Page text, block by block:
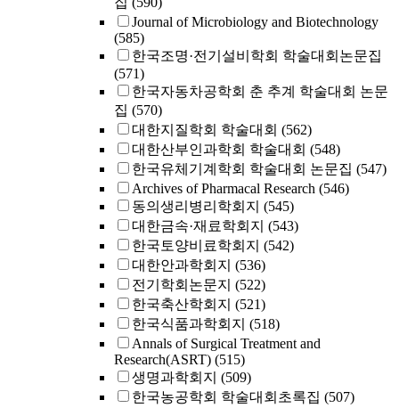
Journal of Microbiology and Biotechnology
(585)
한국조명·전기설비학회 학술대회논문집
(571)
한국자동차공학회 춘 추계 학술대회 논문
집 (570)
대한지질학회 학술대회 (562)
대한산부인과학회 학술대회 (548)
한국유체기계학회 학술대회 논문집 (547)
Archives of Pharmacal Research (546)
동의생리병리학회지 (545)
대한금속·재료학회지 (543)
한국토양비료학회지 (542)
대한안과학회지 (536)
전기학회논문지 (522)
한국축산학회지 (521)
한국식품과학회지 (518)
Annals of Surgical Treatment and
Research(ASRT) (515)
생명과학회지 (509)
한국농공학회 학술대회초록집 (507)